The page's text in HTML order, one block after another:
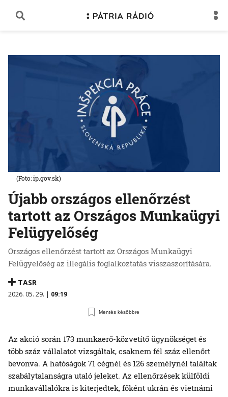
Újabb országos ellenőrzést
tartott az Országos Munkaügyi
Felügyelőség
Országos ellenőrzést tartott az Országos Munkaügyi
Felügyelőség az illegális foglalkoztatás visszaszorítására.
TASR
2026. 05. 29. | 09:19
Mentés későbbre
(Foto: ip.gov.sk)
Az akció során 173 munkaerő-közvetítő ügynökséget és
több száz vállalatot vizsgáltak, csaknem fél száz ellenőrt
bevonva. A hatóságok 71 cégnél és 126 személynél találtak
szabálytalanságra utaló jeleket. Az ellenőrzések külföldi
munkavállalókra is kiterjedtek, főként ukrán és vietnámi